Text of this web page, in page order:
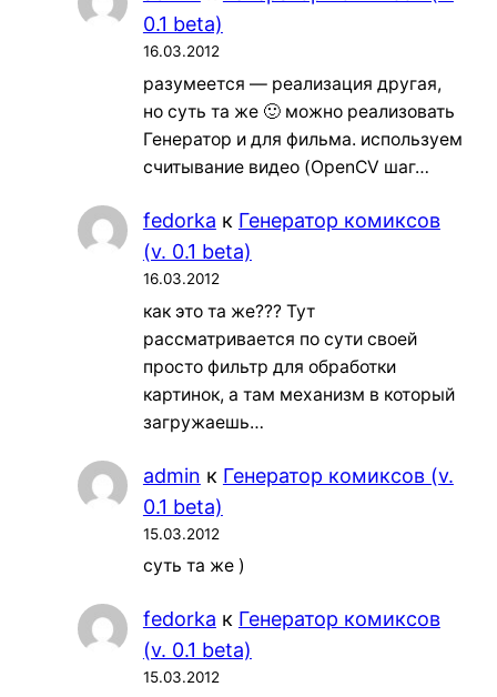
0.1 beta)
16.03.2012
разумеется — реализация другая,
но суть та же 🙂 можно реализовать
Генератор и для фильма. используем
считывание видео (OpenCV шаг…
fedorka к Генератор комиксов
(v. 0.1 beta)
16.03.2012
как это та же??? Тут
рассматривается по сути своей
просто фильтр для обработки
картинок, а там механизм в который
загружаешь…
admin к Генератор комиксов (v.
0.1 beta)
15.03.2012
суть та же )
fedorka к Генератор комиксов
(v. 0.1 beta)
15.03.2012